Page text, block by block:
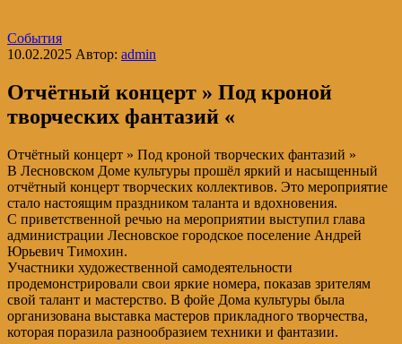
События
10.02.2025 Автор: admin
Отчётный концерт » Под кроной
творческих фантазий «
Отчётный концерт » Под кроной творческих фантазий »
В Лесновском Доме культуры прошёл яркий и насыщенный
отчётный концерт творческих коллективов. Это мероприятие
стало настоящим праздником таланта и вдохновения.
С приветственной речью на мероприятии выступил глава
администрации Лесновское городское поселение Андрей
Юрьевич Тимохин.
Участники художественной самодеятельности
продемонстрировали свои яркие номера, показав зрителям
свой талант и мастерство. В фойе Дома культуры была
организована выставка мастеров прикладного творчества,
которая поразила разнообразием техники и фантазии.